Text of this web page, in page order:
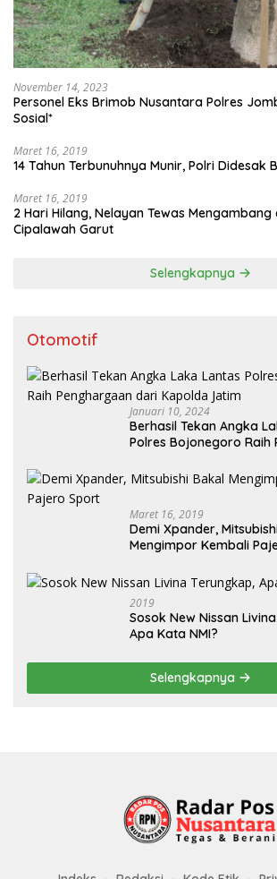
November 14, 2023
Personel Eks Brimob Nusantara Polres
Sosial*
Maret 16, 2019
14 Tahun Terbunuhnya Munir, Polri Didesak
Maret 16, 2019
2 Hari Hilang, Nelayan Tewas Mengambang
Cipalawah Garut
Selengkapnya
Otomotif
Januari 10, 2024
Berhasil Tekan Angka
Polres Bojonegoro Raih
Maret 16, 2019
Demi Xpander,
Mengimpor Kembali
2019
Sosok New Nissan
Apa Kata NMI?
Selengkapnya